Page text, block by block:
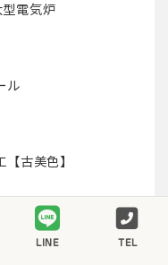
電気炉
ル
古美色】
データが
LINE TEL